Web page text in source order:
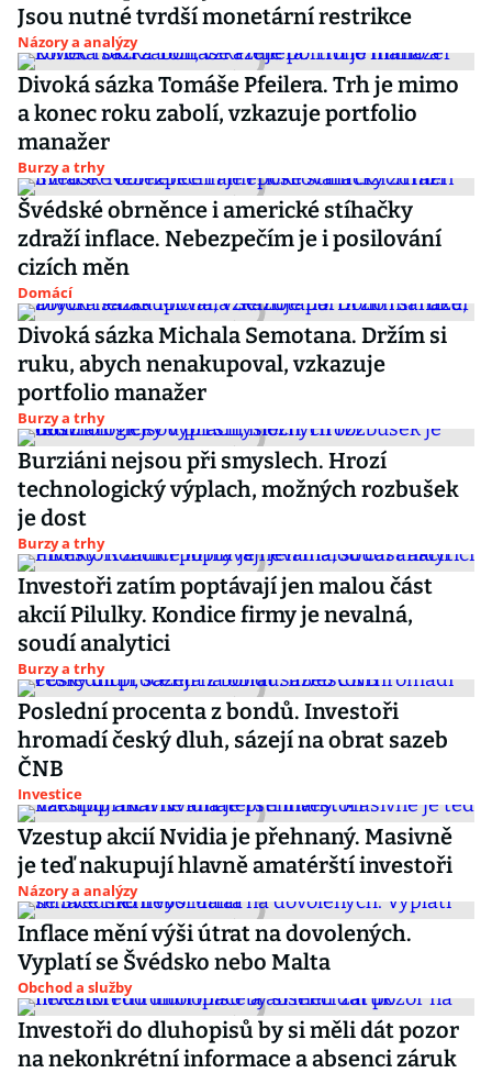
Jsou nutné tvrdší monetární restrikce
Názory a analýzy
Divoká sázka Tomáše Pfeilera. Trh je mimo
a konec roku zabolí, vzkazuje portfolio
manažer
Burzy a trhy
Švédské obrněnce i americké stíhačky
zdraží inflace. Nebezpečím je i posilování
cizích měn
Domácí
Divoká sázka Michala Semotana. Držím si
ruku, abych nenakupoval, vzkazuje
portfolio manažer
Burzy a trhy
Burziáni nejsou při smyslech. Hrozí
technologický výplach, možných rozbušek
je dost
Burzy a trhy
Investoři zatím poptávají jen malou část
akcií Pilulky. Kondice firmy je nevalná,
soudí analytici
Burzy a trhy
Poslední procenta z bondů. Investoři
hromadí český dluh, sázejí na obrat sazeb
ČNB
Investice
Vzestup akcií Nvidia je přehnaný. Masivně
je teď nakupují hlavně amatérští investoři
Názory a analýzy
Inflace mění výši útrat na dovolených.
Vyplatí se Švédsko nebo Malta
Obchod a služby
Investoři do dluhopisů by si měli dát pozor
na nekonkrétní informace a absenci záruk